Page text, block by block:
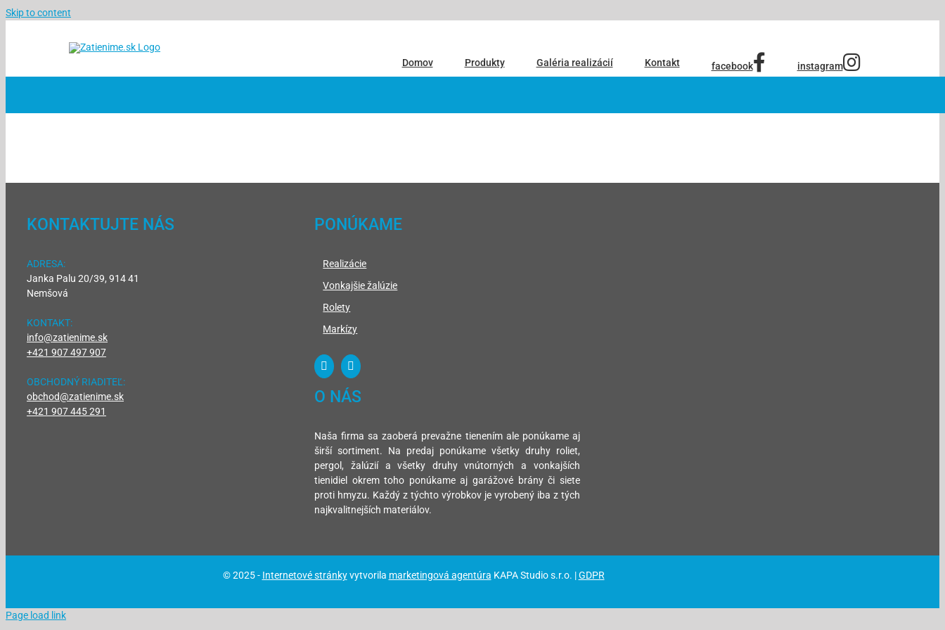
Skip to content
Domov Produkty Galéria realizácií Kontakt facebook instagram
KONTAKTUJTE NÁS
ADRESA:
Janka Palu 20/39, 914 41
Nemšová
KONTAKT:
info@zatienime.sk
+421 907 497 907
OBCHODNÝ RIADITEĽ:
obchod@zatienime.sk
+421 907 445 291
PONÚKAME
Realizácie
Vonkajšie žalúzie
Rolety
Markízy
O NÁS
Naša firma sa zaoberá prevažne tienením ale ponúkame aj
širší sortiment. Na predaj ponúkame všetky druhy roliet,
pergol, žalúzií a všetky druhy vnútorných a vonkajších
tienidiel okrem toho ponúkame aj garážové brány či siete
proti hmyzu. Každý z týchto výrobkov je vyrobený iba z tých
najkvalitnejších materiálov.
© 2025 - Internetové stránkyvytvorila marketingová agentúra KAPA Studio s.r.o. |GDPR
Page load link